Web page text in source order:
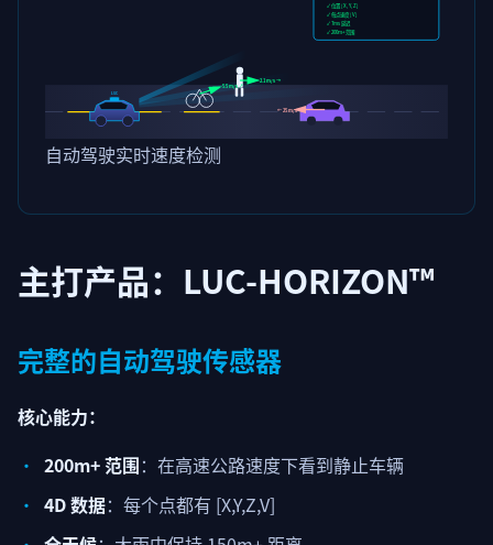
LUC
2.1 m/s →
← 25 m/s
5.5 m/s ↗
✓ 位置 [X, Y, Z]
✓ 每点速度 [V]
✓ 7ms 延迟
✓ 200m+ 范围
自动驾驶实时速度检测
主打产品：LUC-HORIZON™
完整的自动驾驶传感器
核心能力：
200m+ 范围：在高速公路速度下看到静止车辆
4D 数据：每个点都有 [X,Y,Z,V]